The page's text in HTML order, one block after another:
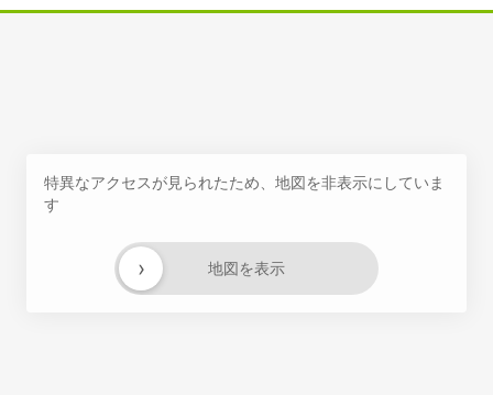
特異なアクセスが見られたため、地図を非表示にしていま
す
地図を表示
›